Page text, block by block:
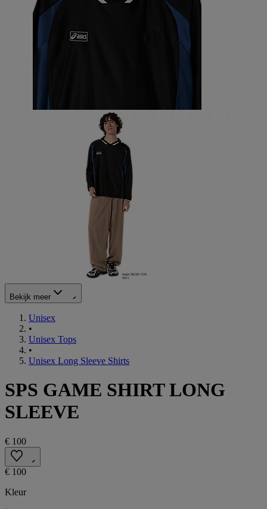
Bekijk meer
Unisex
•
Unisex Tops
•
Unisex Long Sleeve Shirts
SPS GAME SHIRT LONG
SLEEVE
€ 100
€ 100
Kleur